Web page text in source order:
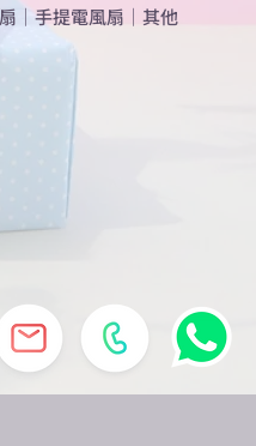
｜手提電風扇 ｜ 其他